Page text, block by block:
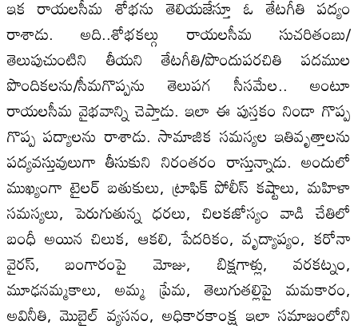
ఇక రాయలసీమ శోభను తెలియజేస్తూ ఓ తేటగీతి పద్యం
రాశాడు. అది..శోభకల్గు రాయలసీమ సుచరితంబు/
తెలుపుచుంటిని తీయని తేటగీతి/పొందుపరచితి పదముల
పొందికలను/సీమగొప్పను తెలుపగ సీసమేల.. అంటూ
రాయలసీమ వైభవాన్ని చెప్తాడు. ఇలా ఈ పుస్తకం నిండా గొప్ప
గొప్ప పద్యాలను రాశాడు. సామాజిక సమస్యల ఇతివృత్తాలను
పద్యవస్తువులుగా తీసుకుని నిరంతరం రాస్తున్నాడు. అందులో
ముఖ్యంగా టైలర్‌ బతుకులు, ట్రాఫిక్‌ పోలీస్‌ కష్టాలు, మహిళా
సమస్యలు, పెరుగుతున్న ధరలు, చిలకజోస్యం వాడి చేతిలో
బంధీ అయిన చిలుక, ఆకలి, పేదరికం, వృద్యాప్యం, కరోనా
వైరస్‌, బంగారంపై మోజు, బిక్షగాళ్లు, వరకట్నం,
మూఢనమ్మకాలు, అమ్మ ప్రేమ, తెలుగుతల్లిపై మమకారం,
అవినీతి, మొబైల్‌ వ్యసనం, అధికారకాంక్ష ఇలా సమాజంలోని